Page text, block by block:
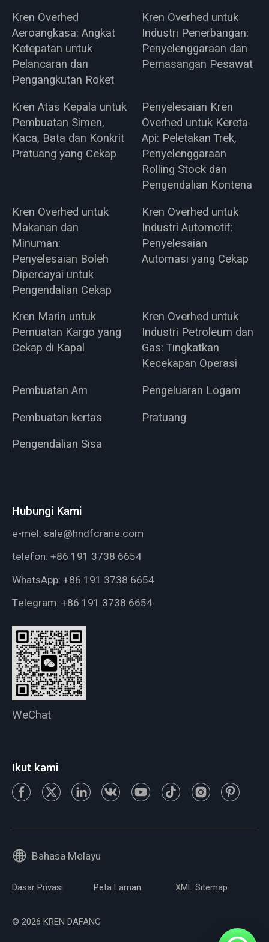
Kren Overhed
Aeroangkasa: Angkat
Ketepatan untuk
Pelancaran dan
Pengangkutan Roket
Kren Overhed untuk
Industri Penerbangan:
Penyelenggaraan dan
Pemasangan Pesawat
Kren Atas Kepala untuk
Pembuatan Simen,
Kaca, Bata dan Konkrit
Pratuang yang Cekap
Penyelesaian Kren
Overhed untuk Kereta
Api: Peletakan Trek,
Penyelenggaraan
Rolling Stock dan
Pengendalian Kontena
Kren Overhed untuk
Makanan dan
Minuman:
Penyelesaian Boleh
Dipercayai untuk
Pengendalian Cekap
Kren Overhed untuk
Industri Automotif:
Penyelesaian
Automasi yang Cekap
Kren Marin untuk
Pemuatan Kargo yang
Cekap di Kapal
Kren Overhed untuk
Industri Petroleum dan
Gas: Tingkatkan
Kecekapan Operasi
Pembuatan Am
Pengeluaran Logam
Pembuatan kertas
Pratuang
Pengendalian Sisa
Hubungi Kami
e-mel: sale@hndfcrane.com
telefon: +86 191 3738 6654
WhatsApp: +86 191 3738 6654
Telegram: +86 191 3738 6654
WeChat
Ikut kami
Bahasa Melayu
Dasar Privasi Peta Laman XML Sitemap
© 2026 KREN DAFANG